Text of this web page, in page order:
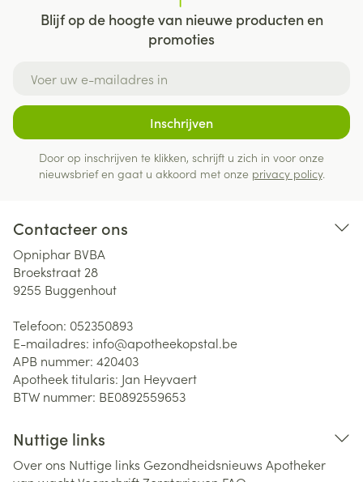
Blijf op de hoogte van nieuwe producten en
promoties
Inschrijven
Door op inschrijven te klikken, schrijft u zich in voor onze
nieuwsbrief en gaat u akkoord met onze privacy policy.
Contacteer ons
Opniphar BVBA
Broekstraat 28
9255 Buggenhout
Telefoon: 052350893
E-mailadres: info@apotheekopstal.be
APB nummer: 420403
Apotheek titularis: Jan Heyvaert
BTW nummer: BE0892559653
Nuttige links
Over ons Nuttige links Gezondheidsnieuws Apotheker